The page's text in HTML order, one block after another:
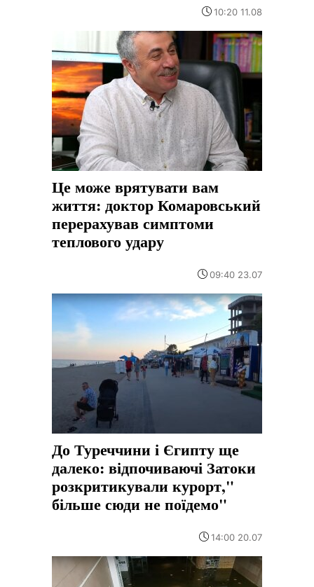
10:20 11.08
Це може врятувати вам
життя: доктор Комаровський
перерахував симптоми
теплового удару
09:40 23.07
До Туреччини і Єгипту ще
далеко: відпочиваючі Затоки
розкритикували курорт,"
більше сюди не поїдемо"
14:00 20.07